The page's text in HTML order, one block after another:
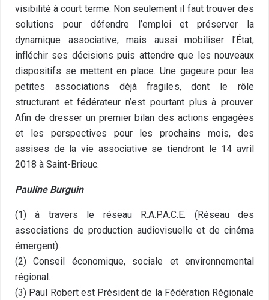
visibilité à court terme. Non seulement il faut trouver des
solutions pour défendre l’emploi et préserver la
dynamique associative, mais aussi mobiliser l’État,
infléchir ses décisions puis attendre que les nouveaux
dispositifs se mettent en place. Une gageure pour les
petites associations déjà fragiles, dont le rôle
structurant et fédérateur n’est pourtant plus à prouver.
Afin de dresser un premier bilan des actions engagées
et les perspectives pour les prochains mois, des
assises de la vie associative se tiendront le 14 avril
2018 à Saint-Brieuc.
Pauline Burguin
(1) à travers le réseau R.A.P.A.C.E. (Réseau des
associations de production audiovisuelle et de cinéma
émergent).
(2) Conseil économique, sociale et environnemental
régional.
(3) Paul Robert est Président de la Fédération Régionale